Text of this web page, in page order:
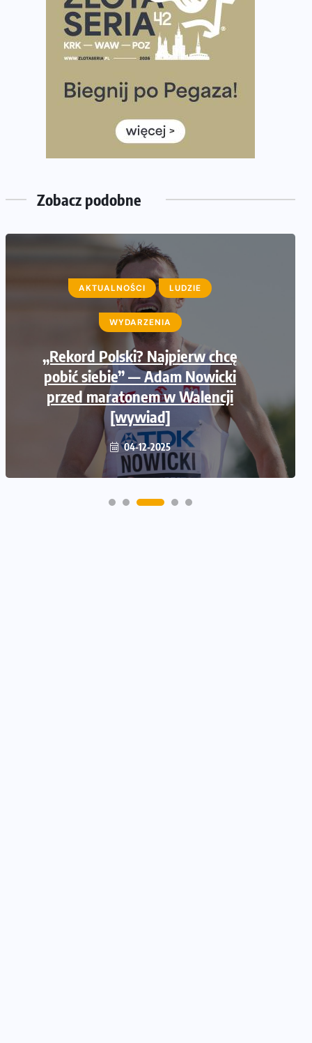
Już w ten weekend! Przed nami Nocny Portowy
Maraton i Półmaraton Szczeciński. Wszystko, co warto
Medal i koszulka 35. Biegu Powstania Warszawskiego.
Na listach startowych są jeszcze wolne miejsca
Jak zaplanować domowe cardio bez przepełniania
mieszkania sprzętem
Zobacz podobne
AKTUALNOŚCI LUDZIE
WYDARZENIA
„Rekord Polski? Najpierw chcę
pobić siebie” — Adam Nowicki
przed maratonem w Walencji
[wywiad]
04-12-2025
CZYTELNIA HISTORIE BIEGACZY
LUDZIE
Po wypadku nigdy nie wrócił do
pełnej sprawności. A i tak został
Mistrzem Olimpijskim [Murray
Halberg]
28-11-2025